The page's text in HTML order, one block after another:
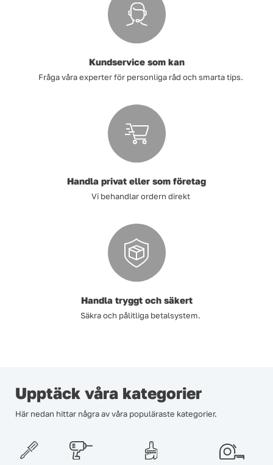
Kundservice som kan
Fråga våra experter för personliga råd och smarta tips.
Handla privat eller som företag
Vi behandlar ordern direkt
Handla tryggt och säkert
Säkra och pålitliga betalsystem.
Upptäck våra kategorier
Här nedan hittar några av våra populäraste kategorier.